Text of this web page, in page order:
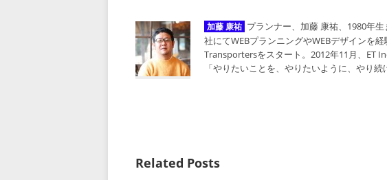
加藤 康祐 プランナー、加藤 康祐、1980年
社にてWEBプランニングやWEBデザインを
Transportersをスタート。2012年11月、ET
「やりたいことを、やりたいように、やり
Related Posts